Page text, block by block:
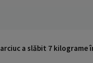
a slăbit 7